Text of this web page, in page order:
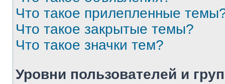
Что такое прилепленные
Что такое закрытые темы?
Что такое значки тем?
Уровни пользователей и